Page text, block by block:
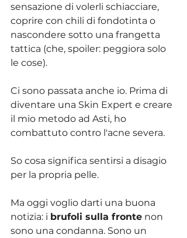
sensazione di volerli schiacciare,
coprire con chili di fondotinta o
nascondere sotto una frangetta
tattica (che, spoiler: peggiora solo
le cose).
Ci sono passata anche io. Prima di
diventare una Skin Expert e creare
il mio metodo ad Asti, ho
combattuto contro l'acne severa.
So cosa significa sentirsi a disagio
per la propria pelle.
Ma oggi voglio darti una buona
notizia: i brufoli sulla fronte non
sono una condanna. Sono un